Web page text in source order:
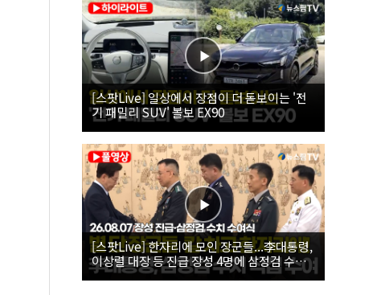
[스팟Live] 일상에서 장점이 더 돋보이는 '전
기 패밀리 SUV' 볼보 EX90
[스팟Live] 한자리에 모인 장군들...李대통령,
이상렬 대장 등 진급 장성 4명에 삼정검 수치
직접 수여｜26.08.07 장성 진급·삼정검 수치